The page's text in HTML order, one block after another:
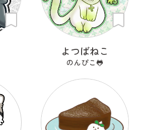
よつばねこ
のんぴこ🐸